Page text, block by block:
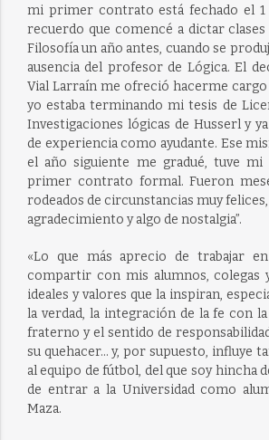
mi primer contrato está fechado el 1
recuerdo que comencé a dictar
Filosofía un año antes, cuando se
ausencia del profesor de Lógica. El
Vial Larraín me ofreció hacerme
yo estaba terminando mi tesis de
Investigaciones lógicas de Husserl y
de experiencia como ayudante. Ese
el año siguiente me gradué, tuve
primer contrato formal. Fueron
rodeados de circunstancias muy
agradecimiento y algo de nostalgia”.
«Lo que más aprecio de trabajar
compartir con mis alumnos, colegas
ideales y valores que la inspiran,
la verdad, la integración de la fe con
fraterno y el sentido de
su quehacer… y, por supuesto, influye
al equipo de fútbol, del que soy hincha
de entrar a la Universidad como
Maza.